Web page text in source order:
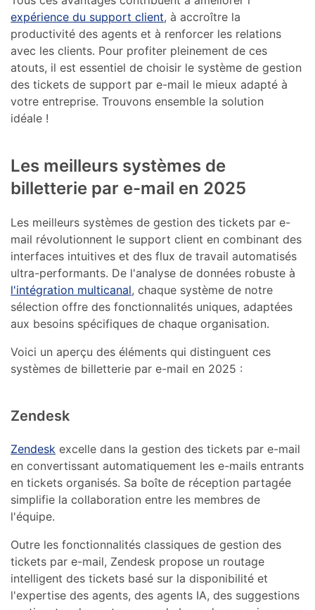
expérience du support client, à accroître la
productivité des agents et à renforcer les relations
avec les clients. Pour profiter pleinement de ces
atouts, il est essentiel de choisir le système de gestion
des tickets de support par e-mail le mieux adapté à
votre entreprise. Trouvons ensemble la solution
idéale !
Les meilleurs systèmes de
billetterie par e-mail en 2025
Les meilleurs systèmes de gestion des tickets par e-
mail révolutionnent le support client en combinant des
interfaces intuitives et des flux de travail automatisés
ultra-performants. De l'analyse de données robuste à
l'intégration multicanal, chaque système de notre
sélection offre des fonctionnalités uniques, adaptées
aux besoins spécifiques de chaque organisation.
Voici un aperçu des éléments qui distinguent ces
systèmes de billetterie par e-mail en 2025 :
Zendesk
Zendesk excelle dans la gestion des tickets par e-mail
en convertissant automatiquement les e-mails entrants
en tickets organisés. Sa boîte de réception partagée
simplifie la collaboration entre les membres de
l'équipe.
Outre les fonctionnalités classiques de gestion des
tickets par e-mail, Zendesk propose un routage
intelligent des tickets basé sur la disponibilité et
l'expertise des agents, des agents IA, des suggestions